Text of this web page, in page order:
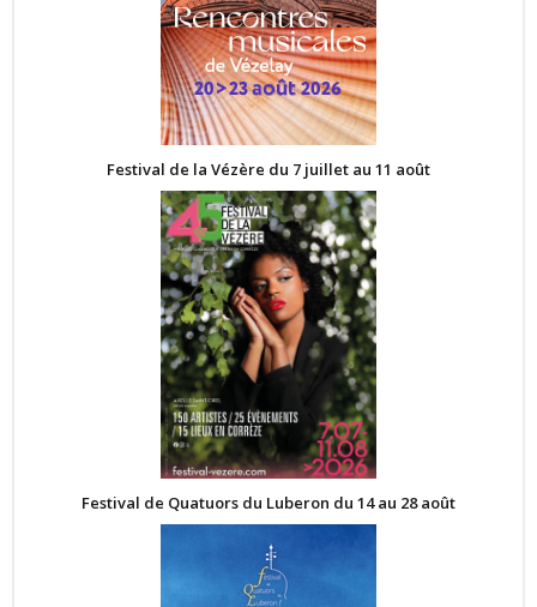
Festival de la Vézère du 7 juillet au 11 août
Festival de Quatuors du Luberon du 14 au 28 août